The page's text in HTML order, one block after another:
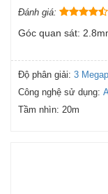
Đánh giá:
Góc quan sát:
Độ phân giải: 3
Công nghệ sử dụng:
Tầm nhìn: 20m